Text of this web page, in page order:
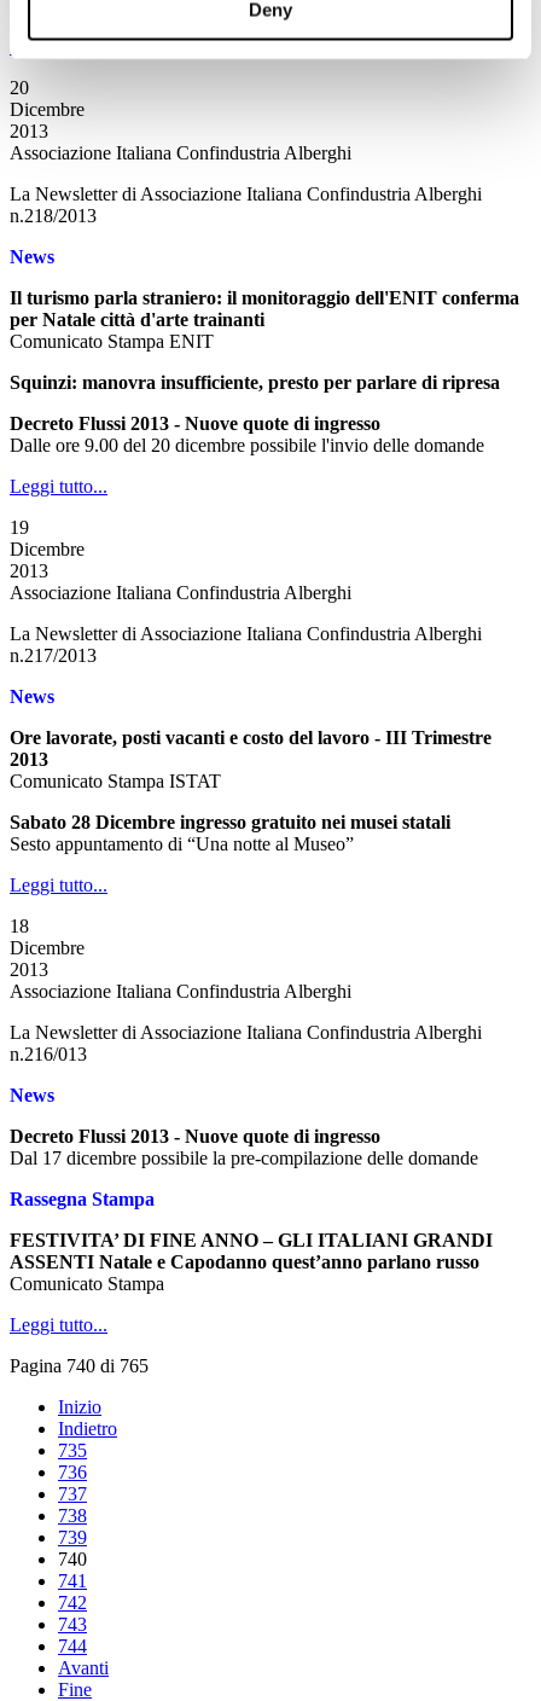
Deny
ASTOI NewsOnLine - Periodo dal 16 al 20 dicembre 2013
Leggi tutto...
20
Dicembre
2013
Associazione Italiana Confindustria Alberghi
La Newsletter di Associazione Italiana Confindustria Alberghi
n.218/2013
News
Il turismo parla straniero: il monitoraggio dell'ENIT conferma
per Natale città d'arte trainanti
Comunicato Stampa ENIT
Squinzi: manovra insufficiente, presto per parlare di ripresa
Decreto Flussi 2013 - Nuove quote di ingresso
Dalle ore 9.00 del 20 dicembre possibile l'invio delle domande
Leggi tutto...
19
Dicembre
2013
Associazione Italiana Confindustria Alberghi
La Newsletter di Associazione Italiana Confindustria Alberghi
n.217/2013
News
Ore lavorate, posti vacanti e costo del lavoro - III Trimestre
2013
Comunicato Stampa ISTAT
Sabato 28 Dicembre ingresso gratuito nei musei statali
Sesto appuntamento di “Una notte al Museo”
Leggi tutto...
18
Dicembre
2013
Associazione Italiana Confindustria Alberghi
La Newsletter di Associazione Italiana Confindustria Alberghi
n.216/013
News
Decreto Flussi 2013 - Nuove quote di ingresso
Dal 17 dicembre possibile la pre-compilazione delle domande
Rassegna Stampa
FESTIVITA’ DI FINE ANNO – GLI ITALIANI GRANDI
ASSENTI Natale e Capodanno quest’anno parlano russo
Comunicato Stampa
Leggi tutto...
Pagina 740 di 765
Inizio
Indietro
735
736
737
738
739
740
741
742
743
744
Avanti
Fine